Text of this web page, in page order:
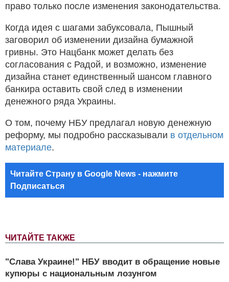
ЧИТАЙТЕ ТАКЖЕ
"Слава Украине!" НБУ вводит в обращение новые
купюры с национальным лозунгом
право только после изменения законодательства.
Когда идея с шагами забуксовала, Пышный
заговорил об изменении дизайна бумажной
гривны. Это Нацбанк может делать без
согласования с Радой, и возможно, изменение
дизайна станет единственный шансом главного
банкира оставить свой след в изменении
денежного ряда Украины.
О том, почему НБУ предлагал новую денежную
реформу, мы подробно рассказывали в отдельном
материале.
Читайте Страну в Google News - нажмите
Подписаться